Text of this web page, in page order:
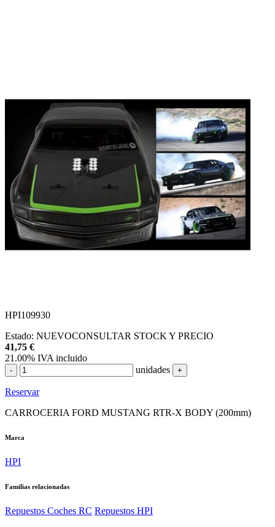
HPI109930
Estado: NUEVOCONSULTAR STOCK Y PRECIO
41,75 €
21.00% IVA incluido
- unidades +
Reservar
CARROCERIA FORD MUSTANG RTR-X BODY (200mm)
Marca
HPI
Familias relacionadas
Repuestos Coches RC Repuestos HPI